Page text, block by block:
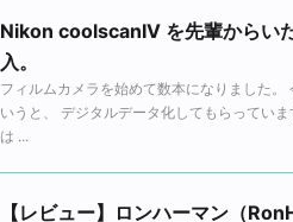
Nikon coolscanIV を先輩からい
入。
フィルムカメラを始めて数本になりました
いうと、 デジタルデータ化してもらってい
は ...
【レビュー】ロンハーマン（